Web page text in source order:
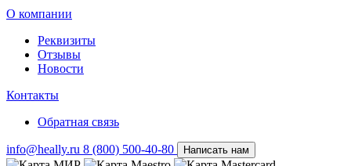
О компании
Реквизиты
Отзывы
Новости
Контакты
Обратная связь
info@heally.ru 8 (800) 500-40-80 Написать нам